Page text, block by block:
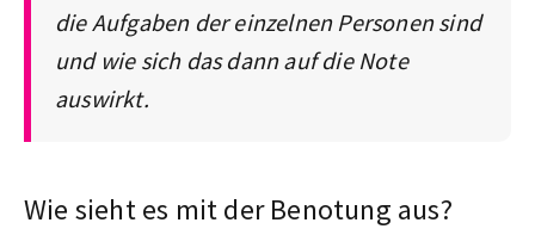
die Aufgaben der einzelnen Personen sind
und wie sich das dann auf die Note
auswirkt.
Wie sieht es mit der Benotung aus?